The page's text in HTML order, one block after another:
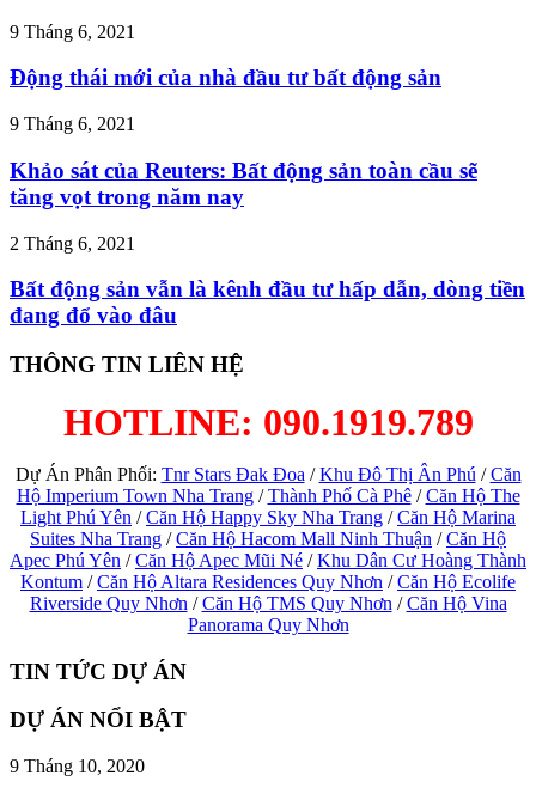
9 Tháng 6, 2021
Động thái mới của nhà đầu tư bất động sản
9 Tháng 6, 2021
Khảo sát của Reuters: Bất động sản toàn cầu sẽ
tăng vọt trong năm nay
2 Tháng 6, 2021
Bất động sản vẫn là kênh đầu tư hấp dẫn, dòng tiền
đang đổ vào đâu
THÔNG TIN LIÊN HỆ
HOTLINE: 090.1919.789
Dự Án Phân Phối: Tnr Stars Đak Đoa /Khu Đô Thị Ân Phú /Căn
Hộ Imperium Town Nha Trang/Thành Phố Cà Phê/Căn Hộ The
Light Phú Yên /Căn Hộ Happy Sky Nha Trang /Căn Hộ Marina
Suites Nha Trang /Căn Hộ Hacom Mall Ninh Thuận /Căn Hộ
Apec Phú Yên /Căn Hộ Apec Mũi Né /Khu Dân Cư Hoàng Thành
Kontum /Căn Hộ Altara Residences Quy Nhơn /Căn Hộ Ecolife
Riverside Quy Nhơn /Căn Hộ TMS Quy Nhơn /Căn Hộ Vina
Panorama Quy Nhơn
TIN TỨC DỰ ÁN
DỰ ÁN NỔI BẬT
9 Tháng 10, 2020